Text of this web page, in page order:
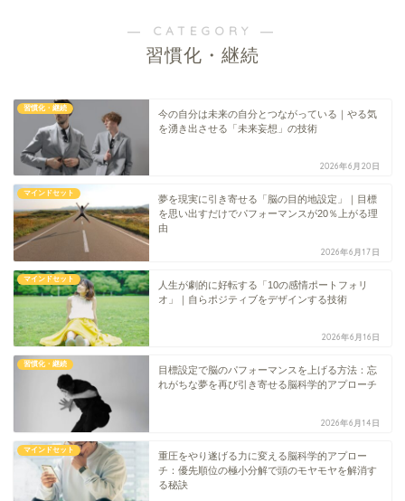
― CATEGORY ―
習慣化・継続
習慣化・継続
今の自分は未来の自分とつながっている｜やる気
を湧き出させる「未来妄想」の技術
2026年6月20日
マインドセット
夢を現実に引き寄せる「脳の目的地設定」｜目標
を思い出すだけでパフォーマンスが20％上がる理
由
2026年6月17日
マインドセット
人生が劇的に好転する「10の感情ポートフォリ
オ」｜自らポジティブをデザインする技術
2026年6月16日
習慣化・継続
目標設定で脳のパフォーマンスを上げる方法：忘
れがちな夢を再び引き寄せる脳科学的アプローチ
2026年6月14日
マインドセット
重圧をやり遂げる力に変える脳科学的アプロー
チ：優先順位の極小分解で頭のモヤモヤを解消す
る秘訣